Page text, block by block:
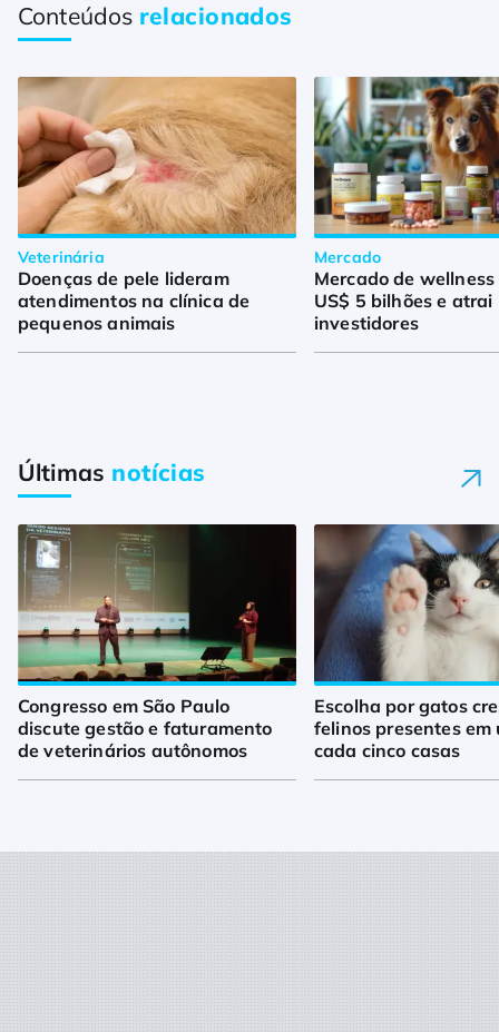
Conteúdos relacionados
Veterinária
Doenças de pele lideram
atendimentos na clínica de
pequenos animais
Mercado
Mercado de
US$ 5 bilhões e atrai
investidores
Últimas notícias
Congresso em São Paulo
discute gestão e faturamento
de veterinários autônomos
Escolha por gatos
felinos presentes em
cada cinco casas